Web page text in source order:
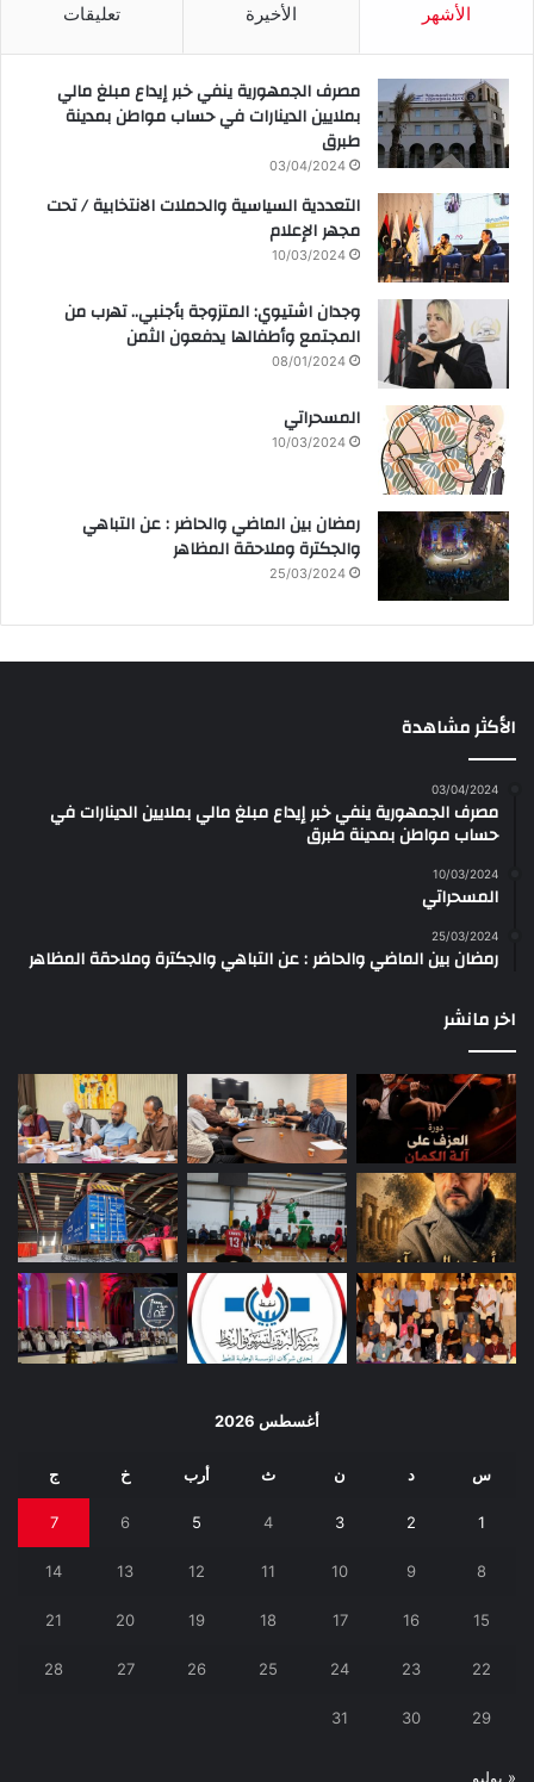
الأشهر الأخيرة تعليقات
مصرف الجمهورية ينفي خبر إيداع مبلغ مالي
بملايين الدينارات في حساب مواطن بمدينة
طبرق
03/04/2024
التعددية السياسية والحملات الانتخابية / تحت
مجهر الإعلام
10/03/2024
وجدان اشتيوي: المتزوجة بأجنبي.. تهرب من
المجتمع وأطفالها يدفعون الثمن
08/01/2024
المسحراتي
10/03/2024
رمضان بين الماضي والحاضر : عن التباهي
والجكترة وملاحقة المظاهر
25/03/2024
الأكثر مشاهدة
03/04/2024
مصرف الجمهورية ينفي خبر إيداع مبلغ مالي بملايين الدينارات في
حساب مواطن بمدينة طبرق
10/03/2024
المسحراتي
25/03/2024
رمضان بين الماضي والحاضر : عن التباهي والجكترة وملاحقة المظاهر
اخر مانشر
أغسطس 2026
س د ن ث أرب خ ج
1
2
3
4
5
6
7
8
9
10
11
12
13
14
15
16
17
18
19
20
21
22
23
24
25
26
27
28
29
30
31
« يوليو